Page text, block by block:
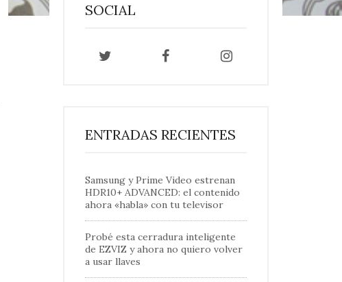
SOCIAL
ENTRADAS RECIENTES
Samsung y Prime Video estrenan
HDR10+ ADVANCED: el contenido
ahora «habla» con tu televisor
Probé esta cerradura inteligente
de EZVIZ y ahora no quiero volver
a usar llaves